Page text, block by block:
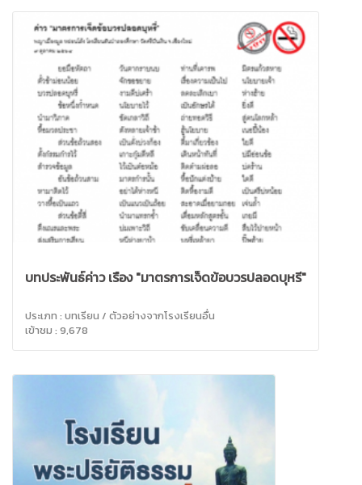
บทประพันธ์ค่าว เรื่อง "มาตรการเจ็ดข้อบวรปลอดบุหรี่"
ประเภท : บทเรียน / ตัวอย่างจากโรงเรียนอื่น
เข้าชม : 9,678